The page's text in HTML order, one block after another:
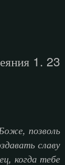
1. 23
позволь
славу
когда тебе